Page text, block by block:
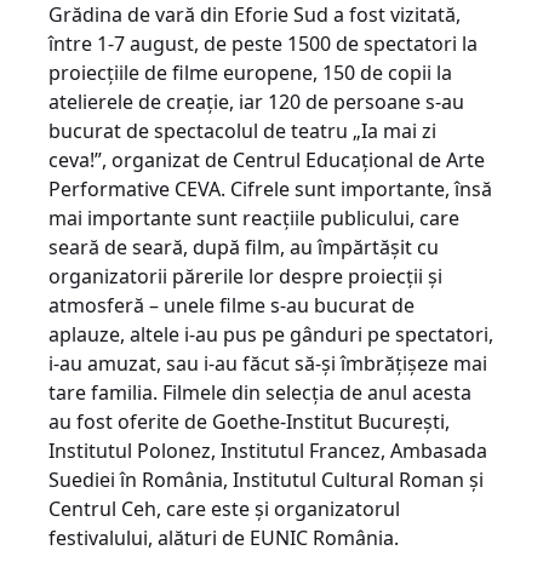
Grădina de vară din Eforie Sud a fost vizitată,
între 1-7 august, de peste 1500 de spectatori la
proiecțiile de filme europene, 150 de copii la
atelierele de creație, iar 120 de persoane s-au
bucurat de spectacolul de teatru „Ia mai zi
ceva!”, organizat de Centrul Educațional de Arte
Performative CEVA. Cifrele sunt importante, însă
mai importante sunt reacțiile publicului, care
seară de seară, după film, au împărtășit cu
organizatorii părerile lor despre proiecții și
atmosferă – unele filme s-au bucurat de
aplauze, altele i-au pus pe gânduri pe spectatori,
i-au amuzat, sau i-au făcut să-și îmbrățișeze mai
tare familia. Filmele din selecția de anul acesta
au fost oferite de Goethe-Institut București,
Institutul Polonez, Institutul Francez, Ambasada
Suediei în România, Institutul Cultural Roman și
Centrul Ceh, care este și organizatorul
festivalului, alături de EUNIC România.